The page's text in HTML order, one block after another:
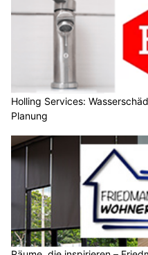
Holling Services:
Planung